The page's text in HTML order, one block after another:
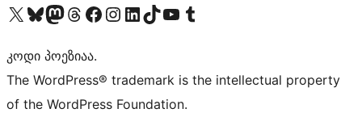
Visit our X (formerly Twitter) account
Visit our Bluesky account
Visit our Mastodon account
Visit our Threads account
Visit our Facebook page
Visit our Instagram account
Visit our LinkedIn account
Visit our TikTok account
Visit our YouTube channel
Visit our Tumblr account
კოდი პოეზიაა.
The WordPress® trademark is the intellectual property
of the WordPress Foundation.